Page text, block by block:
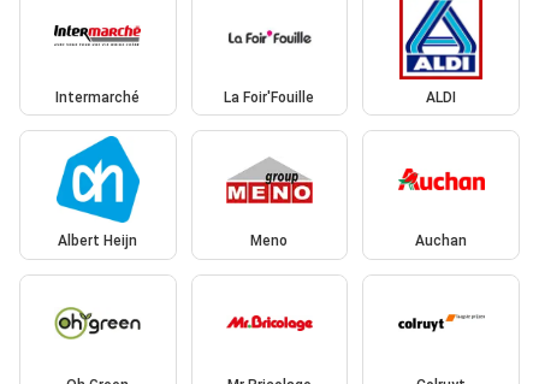
Intermarché La Foir'Fouille ALDI
Albert Heijn Meno Auchan